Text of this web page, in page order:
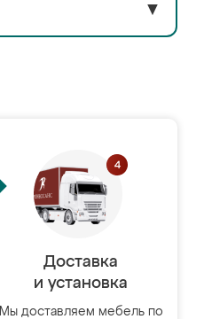
▼
Доставка
и установка
Мы доставляем мебель по